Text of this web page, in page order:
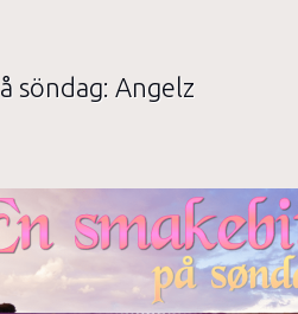
söndag: Angelz